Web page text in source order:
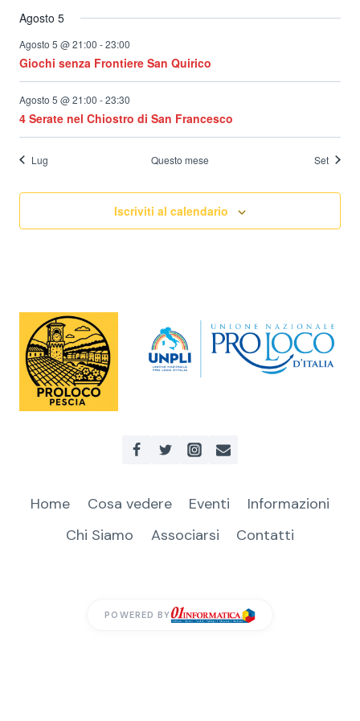
Agosto 5
Agosto 5 @ 21:00 -23:00
Giochi senza Frontiere San Quirico
Agosto 5 @ 21:00 -23:30
4 Serate nel Chiostro di San Francesco
Lug Questo mese Set
Iscriviti al calendario
Home Cosa vedere Eventi
Informazioni
Chi Siamo
Associarsi Contatti
POWERED BY